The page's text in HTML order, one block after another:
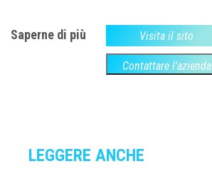
Saperne di più Visita il sito
Contattare l'azienda
LEGGERE ANCHE